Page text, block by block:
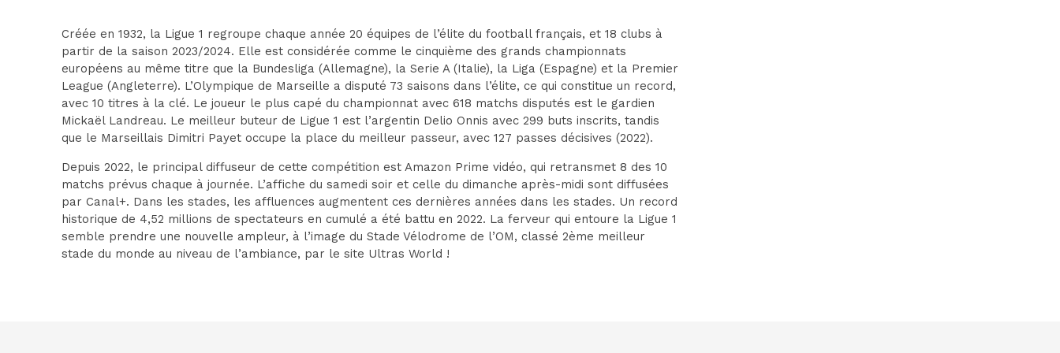
Créée en 1932, la Ligue 1 regroupe chaque année 20 équipes de l’élite du football français, et 18 clubs à
partir de la saison 2023/2024. Elle est considérée comme le cinquième des grands championnats
européens au même titre que la Bundesliga (Allemagne), la Serie A (Italie), la Liga (Espagne) et la Premier
League (Angleterre). L’Olympique de Marseille a disputé 73 saisons dans l’élite, ce qui constitue un record,
avec10 titres à la clé. Le joueur le plus capé du championnat avec 618 matchs disputés est le gardien
Mickaël Landreau. Le meilleur buteur de Ligue 1 est l’argentin Delio Onnis avec 299 buts inscrits, tandis
que le Marseillais Dimitri Payet occupe la place du meilleur passeur, avec 127 passes décisives (2022).
Depuis 2022, le principal diffuseur de cette compétition est Amazon Prime vidéo, qui retransmet 8 des 10
matchs prévus chaque à journée. L’affiche du samedi soir et celle du dimanche après-midi sont diffusées
par Canal+. Dans les stades, les affluences augmentent ces dernières années dans les stades. Un record
historique de 4,52 millions de spectateurs en cumulé a été battu en 2022. La ferveur qui entoure la Ligue 1
semble prendre une nouvelle ampleur, à l’image duStade Vélodrome de l’OM, classé 2ème meilleur
stade du monde au niveau de l’ambiance, par le site Ultras World !